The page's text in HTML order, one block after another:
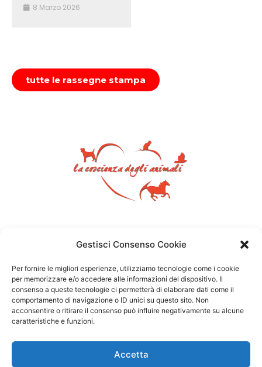
Gestisci Consenso Cookie
Per fornire le migliori esperienze, utilizziamo tecnologie come i cookie
per memorizzare e/o accedere alle informazioni del dispositivo. Il
consenso a queste tecnologie ci permetterà di elaborare dati come il
comportamento di navigazione o ID unici su questo sito. Non
acconsentire o ritirare il consenso può influire negativamente su alcune
caratteristiche e funzioni.
Accetta
8 Marzo 2026
tutte le rassegne stampa